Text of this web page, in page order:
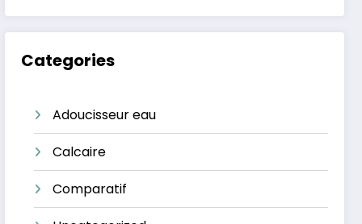
Categories
Adoucisseur eau
Calcaire
Comparatif